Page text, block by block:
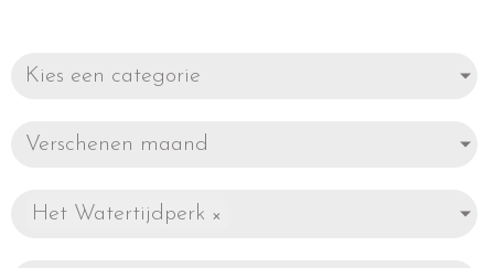
Kies een categorie
Verschenen maand
Het Watertijdperk ×